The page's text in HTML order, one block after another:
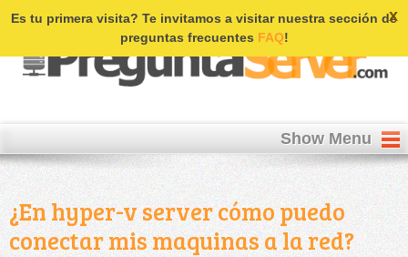
Login | Register
Es tu primera visita? Te invitamos a visitar nuestra sección de
preguntas frecuentes FAQ!
x
Show Menu
¿En hyper-v server cómo puedo
conectar mis maquinas a la red?